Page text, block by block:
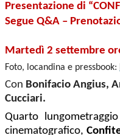
Presentazione di
Segue Q&A –
Martedì 2 settembre
Foto, locandina e pressbook:
Con Bonifacio Angius,
Cucciari.
Quarto
cinematografico,